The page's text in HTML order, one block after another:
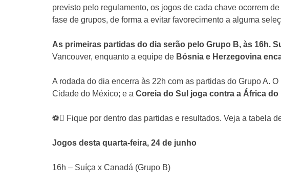
previsto pelo regulamento, os jogos de cada chave ocorrem
fase de grupos, de forma a evitar favorecimento a alguma
As primeiras partidas do dia serão pelo Grupo B, às 16h.
Vancouver, enquanto a equipe de Bósnia e Herzegovina
A rodada do dia encerra às 22h com as partidas do Grupo A. O
Cidade do México; e a Coreia do Sul joga contra a África do
⚽ Fique por dentro das partidas e resultados. Veja a tabela
Jogos desta quarta-feira, 24 de junho
16h – Suíça x Canadá (Grupo B)